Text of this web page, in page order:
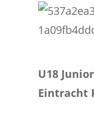
U18
Eintracht